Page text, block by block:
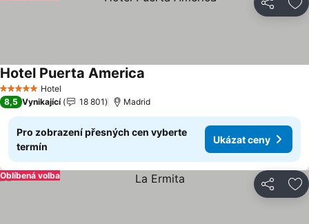
Sdílet
5 Počet hvězdiček
Hotel
Hotel Puerta America
8,5 Vynikající 18 801 Madrid
Pro zobrazení přesných cen vyberte
termín
Ukázat ceny
Sdílet
Oblíbená volba